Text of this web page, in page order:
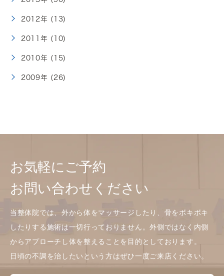
2012年 (13)
2011年 (10)
2010年 (15)
2009年 (26)
お気軽にご予約
お問い合わせください
当整体院では、外から体をマッサージしたり、骨をボキボキ
したりする施術は一切行っておりません。外側ではなく内側
からアプローチし体を整えることを目的としております。
日頃の不調を治したいという方はぜひ一度ご来店ください。